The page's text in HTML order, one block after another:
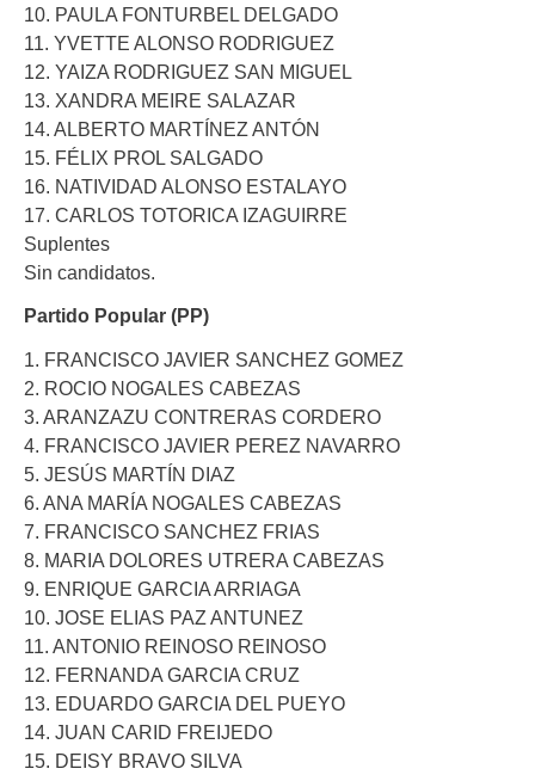
10. PAULA FONTURBEL DELGADO
11. YVETTE ALONSO RODRIGUEZ
12. YAIZA RODRIGUEZ SAN MIGUEL
13. XANDRA MEIRE SALAZAR
14. ALBERTO MARTÍNEZ ANTÓN
15. FÉLIX PROL SALGADO
16. NATIVIDAD ALONSO ESTALAYO
17. CARLOS TOTORICA IZAGUIRRE
Suplentes
Sin candidatos.
Partido Popular (PP)
1. FRANCISCO JAVIER SANCHEZ GOMEZ
2. ROCIO NOGALES CABEZAS
3. ARANZAZU CONTRERAS CORDERO
4. FRANCISCO JAVIER PEREZ NAVARRO
5. JESÚS MARTÍN DIAZ
6. ANA MARÍA NOGALES CABEZAS
7. FRANCISCO SANCHEZ FRIAS
8. MARIA DOLORES UTRERA CABEZAS
9. ENRIQUE GARCIA ARRIAGA
10. JOSE ELIAS PAZ ANTUNEZ
11. ANTONIO REINOSO REINOSO
12. FERNANDA GARCIA CRUZ
13. EDUARDO GARCIA DEL PUEYO
14. JUAN CARID FREIJEDO
15. DEISY BRAVO SILVA